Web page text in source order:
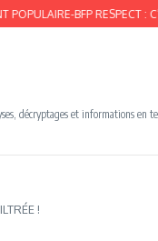
BFP RESPECT : C’EST
décryptages et informations en
!